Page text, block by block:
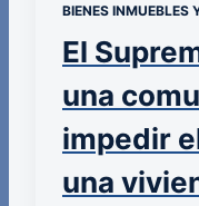
BIENES INMUEBLES
El
una
impedir
una